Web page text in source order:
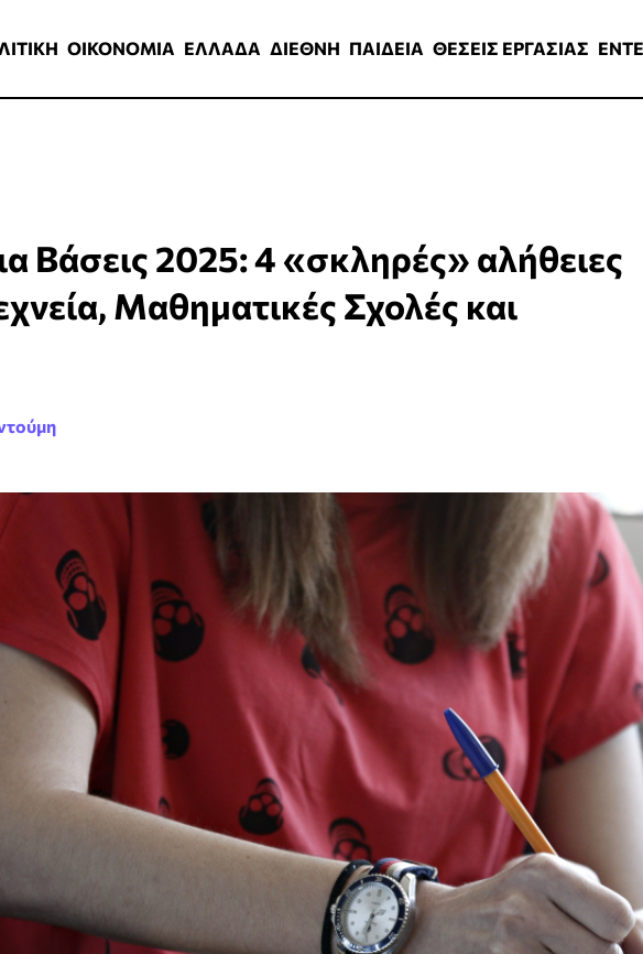
ΟΙΚΟΝΟΜΙΑ ΕΛΛΑΔΑ ΔΙΕΘΝΗ ΠΑΙΔΕΙΑ ΘΕΣΕΙΣ ΕΡΓΑΣΙΑΣ
Βάσεις 2025: 4 «σκληρές» αλήθειες
Μαθηματικές Σχολές και